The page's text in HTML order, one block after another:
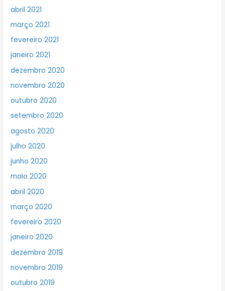
abril 2021
março 2021
fevereiro 2021
janeiro 2021
dezembro 2020
novembro 2020
outubro 2020
setembro 2020
agosto 2020
julho 2020
junho 2020
maio 2020
abril 2020
março 2020
fevereiro 2020
janeiro 2020
dezembro 2019
novembro 2019
outubro 2019